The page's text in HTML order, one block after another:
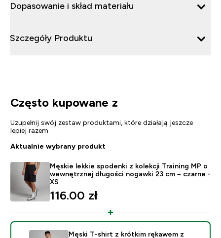
Dopasowanie i skład materiału
Szczegóły Produktu
Często kupowane z
Uzupełnij swój zestaw produktami, które działają jeszcze
lepiej razem
Aktualnie wybrany produkt
Męskie lekkie spodenki z kolekcji Training MP o
wewnętrznej długości nogawki 23 cm – czarne -
XS
116.00 zł‎
Męski T-shirt z krótkim rękawem z